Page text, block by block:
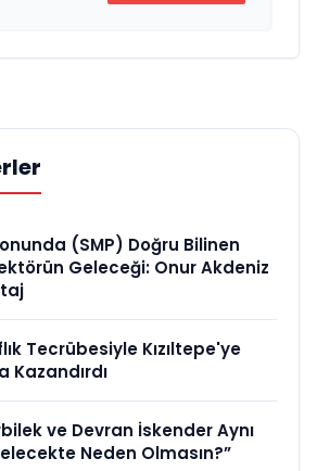
(SMP) Doğru Bilinen
Geleceği: Onur Akdeniz
Tecrübesiyle Kızıltepe'ye
Kazandırdı
ve Devran İskender Aynı
Neden Olmasın?”